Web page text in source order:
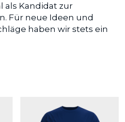
als Kandidat zur
Für neue Ideen und
haben wir stets ein